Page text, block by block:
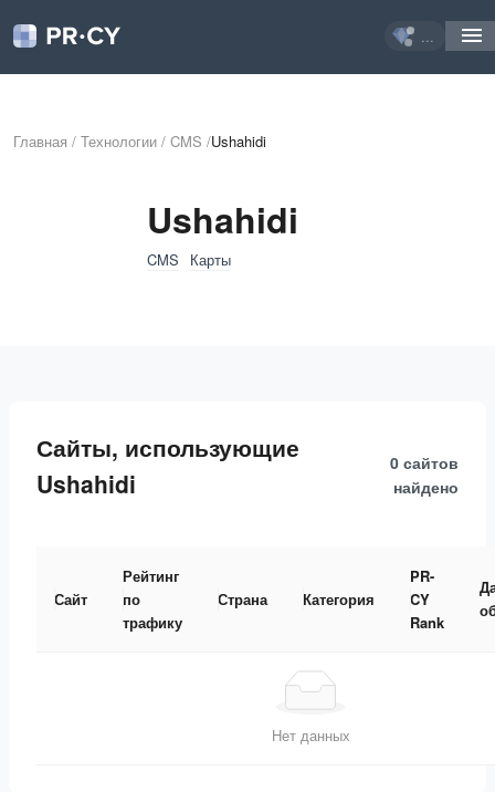
...
Главная / Технологии / CMS /Ushahidi
Ushahidi
CMS Карты
Сайты, использующие
Ushahidi
0 сайтов
найдено
Сайт
Рейтинг
по
трафику
Страна Категория
PR-
CY
Rank
Нет данных